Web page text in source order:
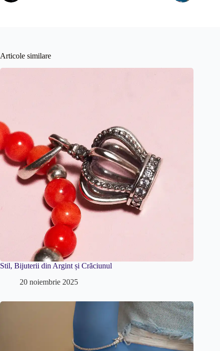
Articole similare
Stil, Bijuterii din Argint și Crăciunul
20 noiembrie 2025